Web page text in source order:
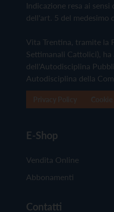
Indicazione resa ai
dell'art. 5 del medesimo
Vita Trentina, tramite la
Settimanali Cattolici),
dell'Autodisciplina
Autodisciplina della
E-Shop
Vendita Online
Abbonamenti
Contatti